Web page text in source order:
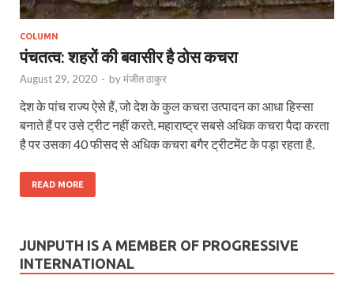
COLUMN
पंचतत्व: शहरों की बवासीर है ठोस कचरा
August 29, 2020 - byमंजीत ठाकुर
देश के पांच राज्य ऐसे हैं, जो देश के कुल कचरा उत्पादन का आधा हिस्सा
बनाते हैं पर उसे ट्रीट नहीं करते. महाराष्ट्र सबसे अधिक कचरा पैदा करता
है पर उसका 40 फीसद से अधिक कचरा बगैर ट्रीटमेंट के पड़ा रहता है.
READ MORE
JUNPUTH IS A MEMBER OF PROGRESSIVE
INTERNATIONAL